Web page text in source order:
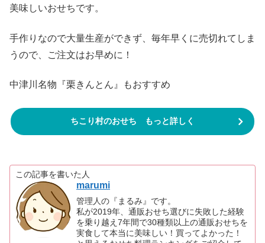
美味しいおせちです。
手作りなので大量生産ができず、毎年早くに売切れてしま
うので、ご注文はお早めに！
中津川名物『栗きんとん』もおすすめ
ちこり村のおせち もっと詳しく
この記事を書いた人
marumi
管理人の『まるみ』です。
私が2019年、通販おせち選びに失敗した経験
を乗り越え7年間で30種類以上の通販おせちを
実食して本当に美味しい！買ってよかった！